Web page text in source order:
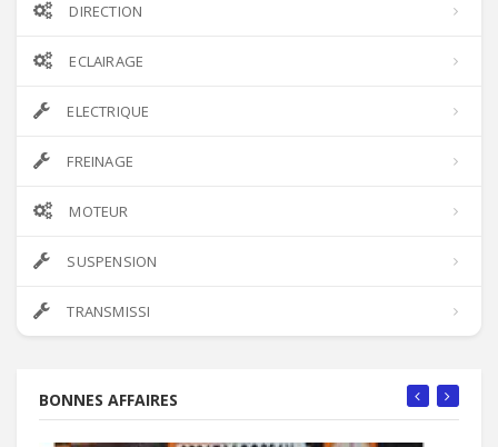
DIRECTION
ECLAIRAGE
ELECTRIQUE
FREINAGE
MOTEUR
SUSPENSION
TRANSMISSI
BONNES AFFAIRES